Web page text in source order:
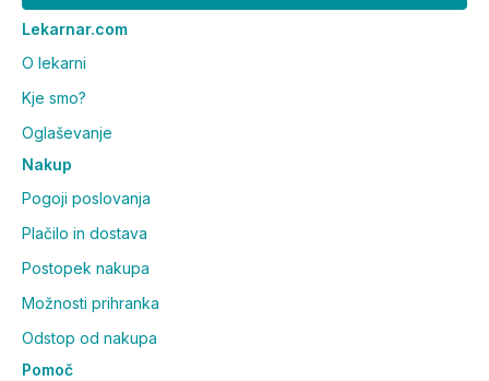
Lekarnar.com
O lekarni
Kje smo?
Oglaševanje
Nakup
Pogoji poslovanja
Plačilo in dostava
Postopek nakupa
Možnosti prihranka
Odstop od nakupa
Pomoč